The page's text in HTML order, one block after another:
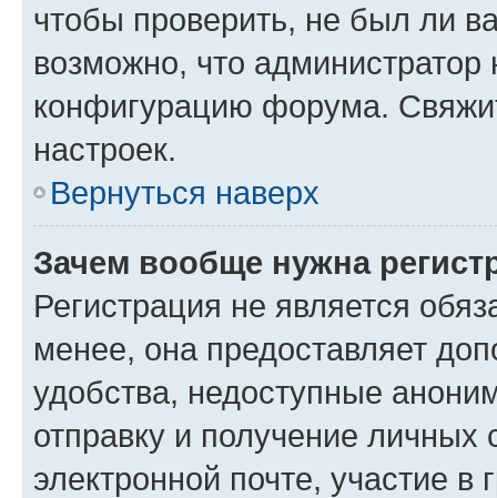
чтобы проверить, не был ли
возможно, что администратор
конфигурацию форума.
настроек.
Вернуться наверх
Зачем вообще нужна
Регистрация не является
менее, она предоставляет
удобства, недоступные
отправку и получение
электронной почте, участие в